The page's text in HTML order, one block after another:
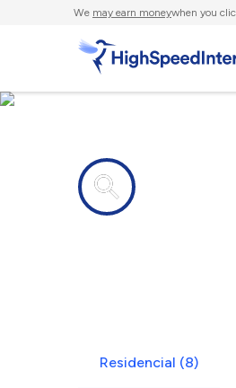
We may earn moneywhen you
Residencial (8)